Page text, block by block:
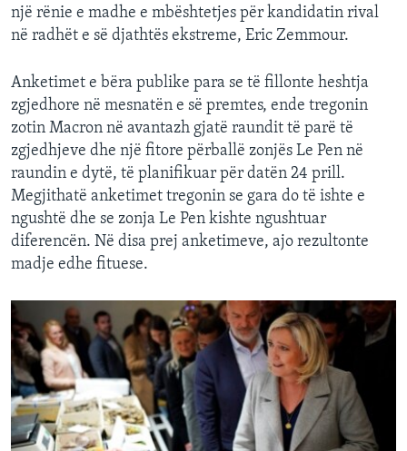
një rënie e madhe e mbështetjes për kandidatin rival
në radhët e së djathtës ekstreme, Eric Zemmour.
Anketimet e bëra publike para se të fillonte heshtja
zgjedhore në mesnatën e së premtes, ende tregonin
zotin Macron në avantazh gjatë raundit të parë të
zgjedhjeve dhe një fitore përballë zonjës Le Pen në
raundin e dytë, të planifikuar për datën 24 prill.
Megjithatë anketimet tregonin se gara do të ishte e
ngushtë dhe se zonja Le Pen kishte ngushtuar
diferencën. Në disa prej anketimeve, ajo rezultonte
madje edhe fituese.